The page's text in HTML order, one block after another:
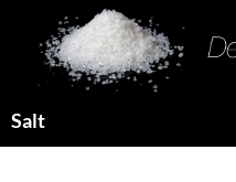
Salt